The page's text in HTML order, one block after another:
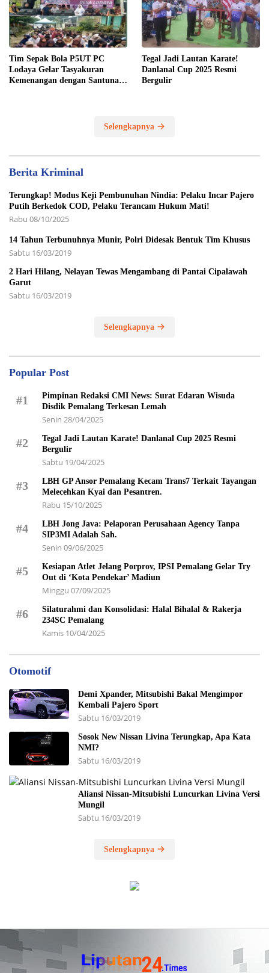
Tim Sepak Bola P5UT PC
Lodaya Gelar Tasyakuran
Kemenangan dengan Santunan
Tegal Jadi Lautan Karate!
Danlanal Cup 2025 Resmi
Bergulir
Selengkapnya
Berita Kriminal
Terungkap! Modus Keji Pembunuhan Nindia: Pelaku Incar Pajero
Putih Berkedok COD, Pelaku Terancam Hukum Mati!
Rabu 08/10/2025
14 Tahun Terbunuhnya Munir, Polri Didesak Bentuk Tim Khusus
Sabtu 16/03/2019
2 Hari Hilang, Nelayan Tewas Mengambang di Pantai Cipalawah
Garut
Sabtu 16/03/2019
Selengkapnya
Popular Post
#1
Pimpinan Redaksi CMI News: Surat Edaran Wisuda
Disdik Pemalang Terkesan Lemah
Senin 28/04/2025
#2
Tegal Jadi Lautan Karate! Danlanal Cup 2025 Resmi
Bergulir
Sabtu 19/04/2025
#3
LBH GP Ansor Pemalang Kecam Trans7 Terkait Tayangan
Melecehkan Kyai dan Pesantren.
Rabu 15/10/2025
#4
LBH Jong Java: Pelaporan Perusahaan Agency Tanpa
SIP3MI Adalah Sah.
Senin 09/06/2025
#5
Kesiapan Atlet Jelang Porprov, IPSI Pemalang Gelar Try
Out di ‘Kota Pendekar’ Madiun
Minggu 07/09/2025
#6
Silaturahmi dan Konsolidasi: Halal Bihalal & Rakerja
234SC Pemalang
Kamis 10/04/2025
Otomotif
Demi Xpander, Mitsubishi Bakal Mengimpor
Kembali Pajero Sport
Sabtu 16/03/2019
Sosok New Nissan Livina Terungkap, Apa Kata
NMI?
Sabtu 16/03/2019
Aliansi Nissan-Mitsubishi Luncurkan Livina Versi
Mungil
Sabtu 16/03/2019
Selengkapnya